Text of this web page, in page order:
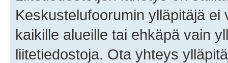
Keskustelufoorumin ylläpitäjä
kaikille alueille tai ehkäpä vain
liitetiedostoja. Ota yhteys